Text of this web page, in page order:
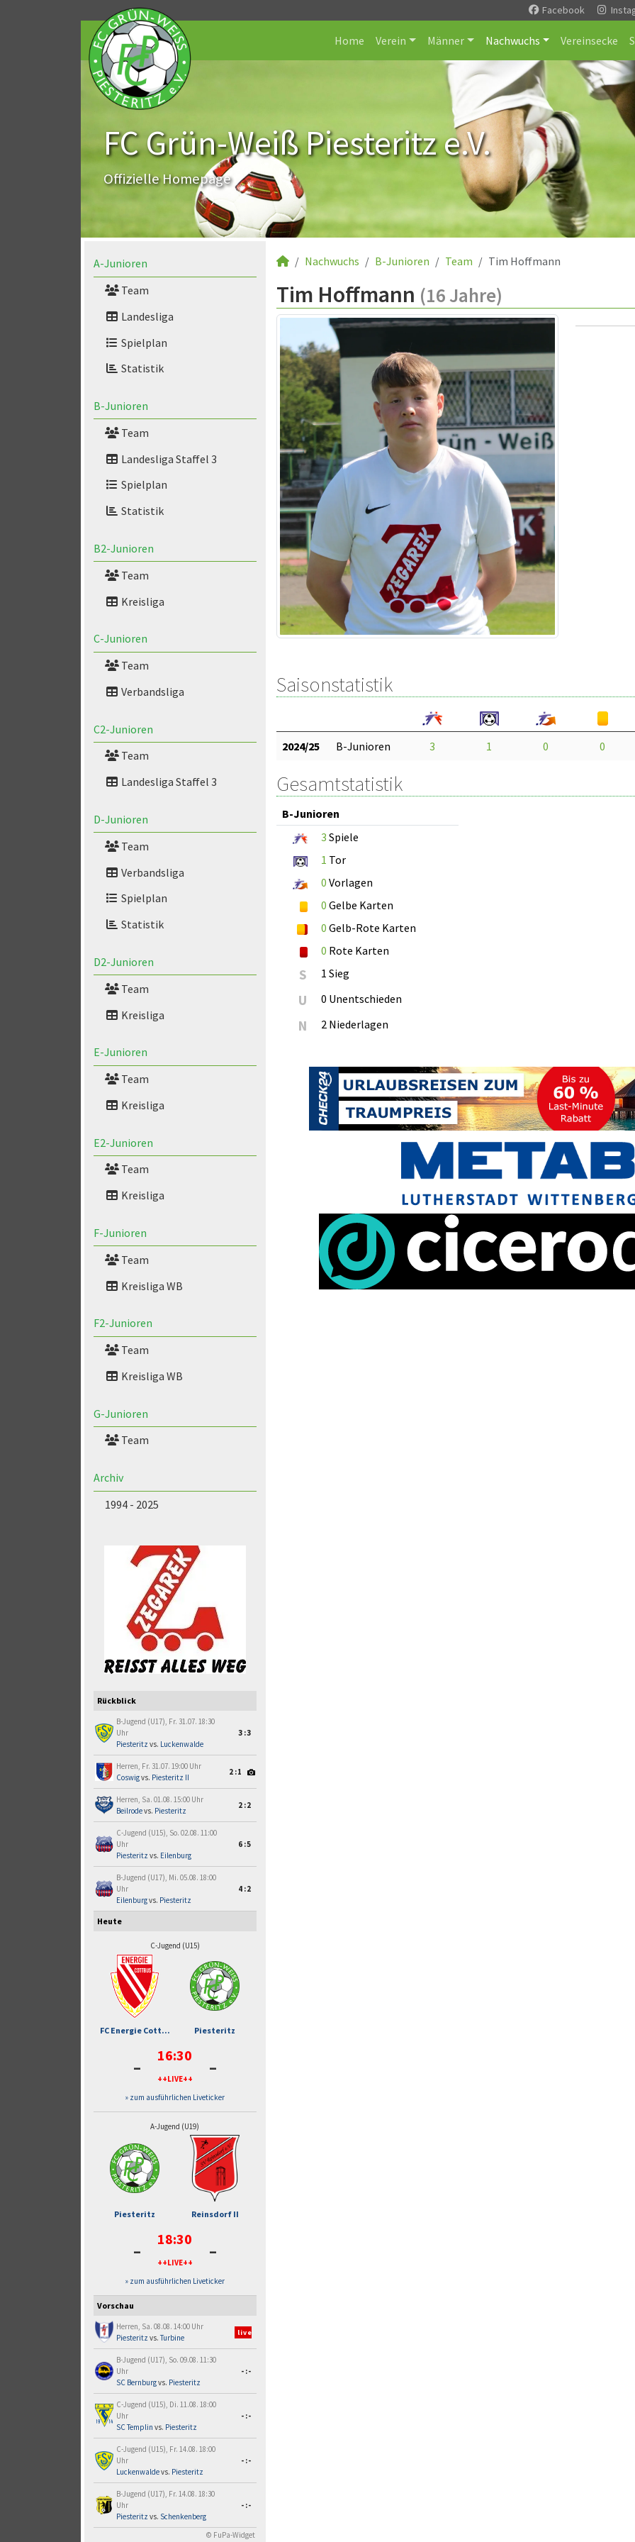
Facebook
Home Verein Männer Nachwuchs Vereinsecke
FC Grün-Weiß Piesteritz e.V.
Offizielle Homepage
A-Junioren
Team
Landesliga
Spielplan
Statistik
B-Junioren
Team
Landesliga Staffel 3
Spielplan
Statistik
B2-Junioren
Team
Kreisliga
C-Junioren
Team
Verbandsliga
C2-Junioren
Team
Landesliga Staffel 3
D-Junioren
Team
Verbandsliga
Spielplan
Statistik
D2-Junioren
Team
Kreisliga
E-Junioren
Team
Kreisliga
E2-Junioren
Team
Kreisliga
F-Junioren
Team
Kreisliga WB
F2-Junioren
Team
Kreisliga WB
G-Junioren
Team
Archiv
1994 - 2025
Rückblick
B-Jugend (U17), Fr. 31.07. 18:30
Uhr
Piesteritz vs. Luckenwalde
3:3
Herren, Fr. 31.07. 19:00 Uhr
Coswigvs. Piesteritz II
2:1
Herren, Sa. 01.08. 15:00 Uhr
Beilrodevs. Piesteritz
2:2
C-Jugend (U15), So. 02.08. 11:00
Uhr
Piesteritz vs. Eilenburg
6:5
B-Jugend (U17), Mi. 05.08. 18:00
Uhr
Eilenburgvs. Piesteritz
4:2
Heute
C-Jugend (U15)
FC Energie Cott... Piesteritz
- 16:30
++LIVE++ -
» zum ausführlichen Liveticker
A-Jugend (U19)
Piesteritz Reinsdorf II
- 18:30
++LIVE++ -
» zum ausführlichen Liveticker
Vorschau
Herren, Sa. 08.08. 14:00 Uhr
Piesteritz vs.Turbine
live
B-Jugend (U17), So. 09.08. 11:30
Uhr
SC Bernburgvs. Piesteritz
-:-
C-Jugend (U15), Di. 11.08. 18:00
Uhr
SC Templin vs. Piesteritz
-:-
C-Jugend (U15), Fr. 14.08. 18:00
Uhr
Luckenwaldevs. Piesteritz
-:-
B-Jugend (U17), Fr. 14.08. 18:30
Uhr
Piesteritz vs. Schenkenberg
-:-
© FuPa-Widget
Nachwuchs B-Junioren Team Tim Hoffmann
Tim Hoffmann (16 Jahre)
Saisonstatistik
2024/25 B-Junioren 3 1 0 0
Gesamtstatistik
B-Junioren
3 Spiele
1 Tor
0 Vorlagen
0 Gelbe Karten
0 Gelb-Rote Karten
0 Rote Karten
S 1 Sieg
U 0 Unentschieden
N 2 Niederlagen